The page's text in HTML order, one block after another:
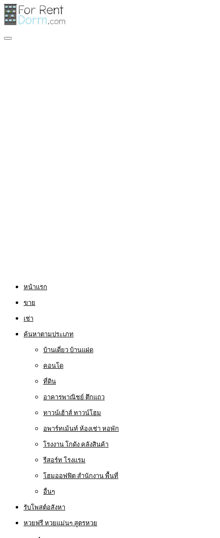
หน้าแรก
ขาย
เช่า
ค้นหาตามประเภท
บ้านเดี่ยว บ้านแฝด
คอนโด
ที่ดิน
อาคารพาณิชย์ ตึกแถว
ทาวน์เฮ้าส์ ทาวน์โฮม
อพาร์ทเม้นท์ ห้องเช่า หอพัก
โรงงาน โกดัง คลังสินค้า
รีสอร์ท โรงแรม
โฮมออฟฟิต สำนักงาน พื้นที่
อื่นๆ
รับโพสต์อสังหา
หวยฟรี หวยแม่นๆ สูตรหวย